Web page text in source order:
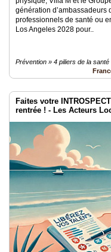
génération d’ambassadeurs
professionnels de santé ou
Los Angeles 2028 pour..
Prévention » 4 piliers de la santé
Faites votre
rentrée ! - Les Acteurs